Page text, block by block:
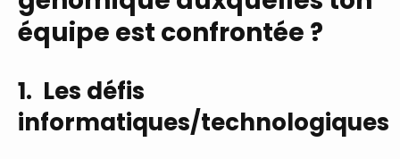
équipe est confrontée ?
1. Les défis
informatiques/technologiques